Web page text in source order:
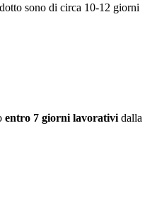
sono di circa 10-12 giorni
entro 7 giorni lavorativi dalla